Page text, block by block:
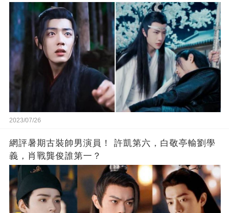
2023/07/26
網評暑期古裝帥男演員！ 許凱第六，白敬亭輸劉學
義，肖戰龔俊誰第一？